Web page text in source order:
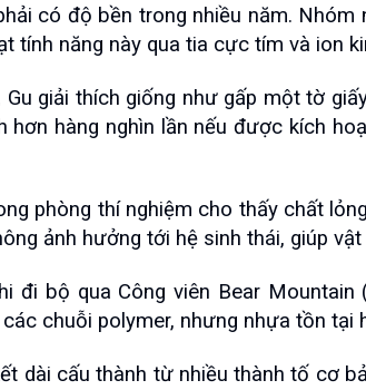
có độ bền trong nhiều năm.
tính năng này qua tia cực tím và ion
giải thích giống như gấp một tờ
hơn hàng nghìn lần nếu được kích
phòng thí nghiệm cho thấy chất
ảnh hưởng tới hệ sinh thái, giúp
đi bộ qua Công viên Bear
chuỗi polymer, nhưng nhựa tồn
dài cấu thành từ nhiều thành tố cơ